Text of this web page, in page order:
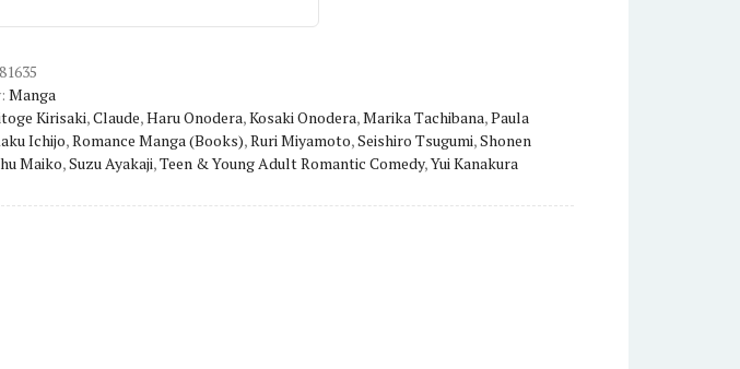
Manga
Kirisaki,Claude,Haru Onodera,Kosaki Onodera,Marika Tachibana,Paula
Ichijo,Romance Manga (Books),Ruri Miyamoto,Seishiro Tsugumi,Shonen
Maiko,Suzu Ayakaji,Teen & Young Adult Romantic Comedy,Yui Kanakura